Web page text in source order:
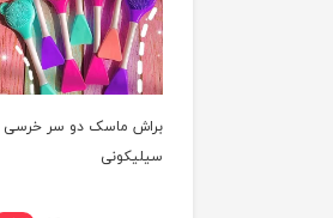
براش ماسک دو سر خرسی
سیلیکونی